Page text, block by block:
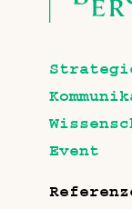
Event